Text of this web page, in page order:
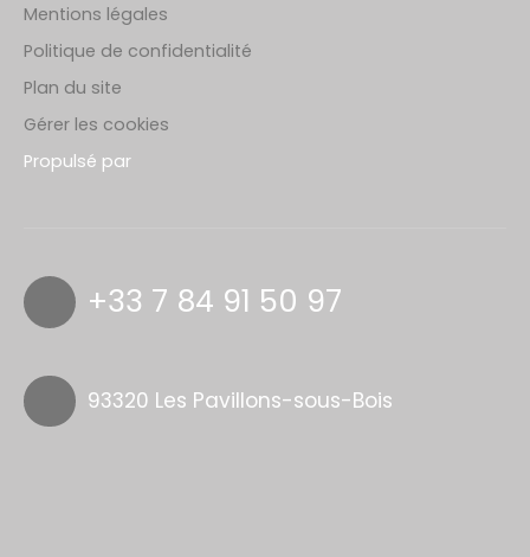
Mentions légales
Politique de confidentialité
Plan du site
Gérer les cookies
Propulsé par
+33 7 84 91 50 97
93320 Les Pavillons-sous-Bois